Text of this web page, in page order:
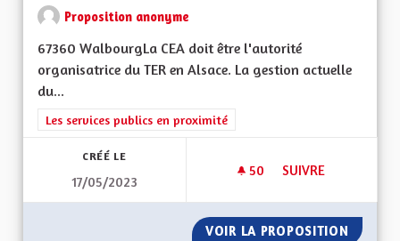
Proposition anonyme
67360 WalbourgLa CEA doit être l'autorité
organisatrice du TER en Alsace. La gestion actuelle
du...
Filtrer les résultats de la catégorie : Les services publics en
Les services publics en proximité
CRÉÉ LE
17/05/2023
50 50 ABONNÉS
SUIVRE
VOIR LA PROPOSITION PRISE